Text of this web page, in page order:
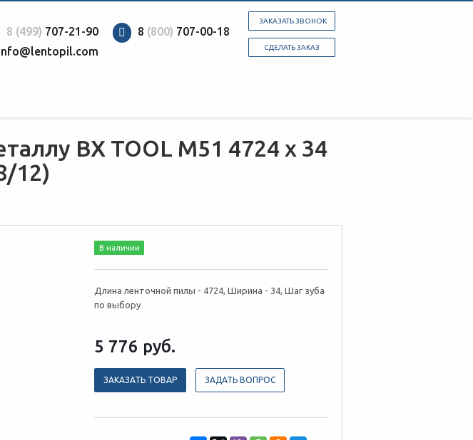
ЗАКАЗАТЬ ЗВОНОК
СДЕЛАТЬ ЗАКАЗ
8 (800) 707-00-18
8 (499) 707-21-90
BX TOOL М51 4724 х 34
12)
В наличии
Длина ленточной пилы - 4724, Ширина - 34, Шаг зуба
по выбору
5 776 руб.
ЗАКАЗАТЬ ТОВАР ЗАДАТЬ ВОПРОС